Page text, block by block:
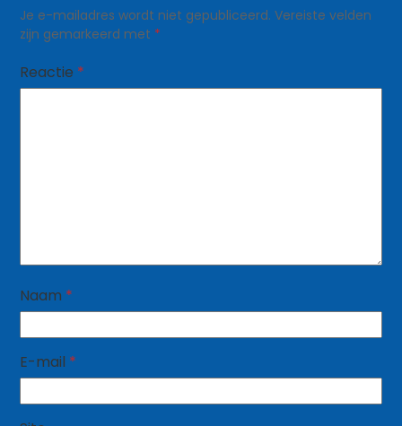
Je e-mailadres wordt niet gepubliceerd. Vereiste velden
zijn gemarkeerd met *
Reactie *
Naam *
E-mail *